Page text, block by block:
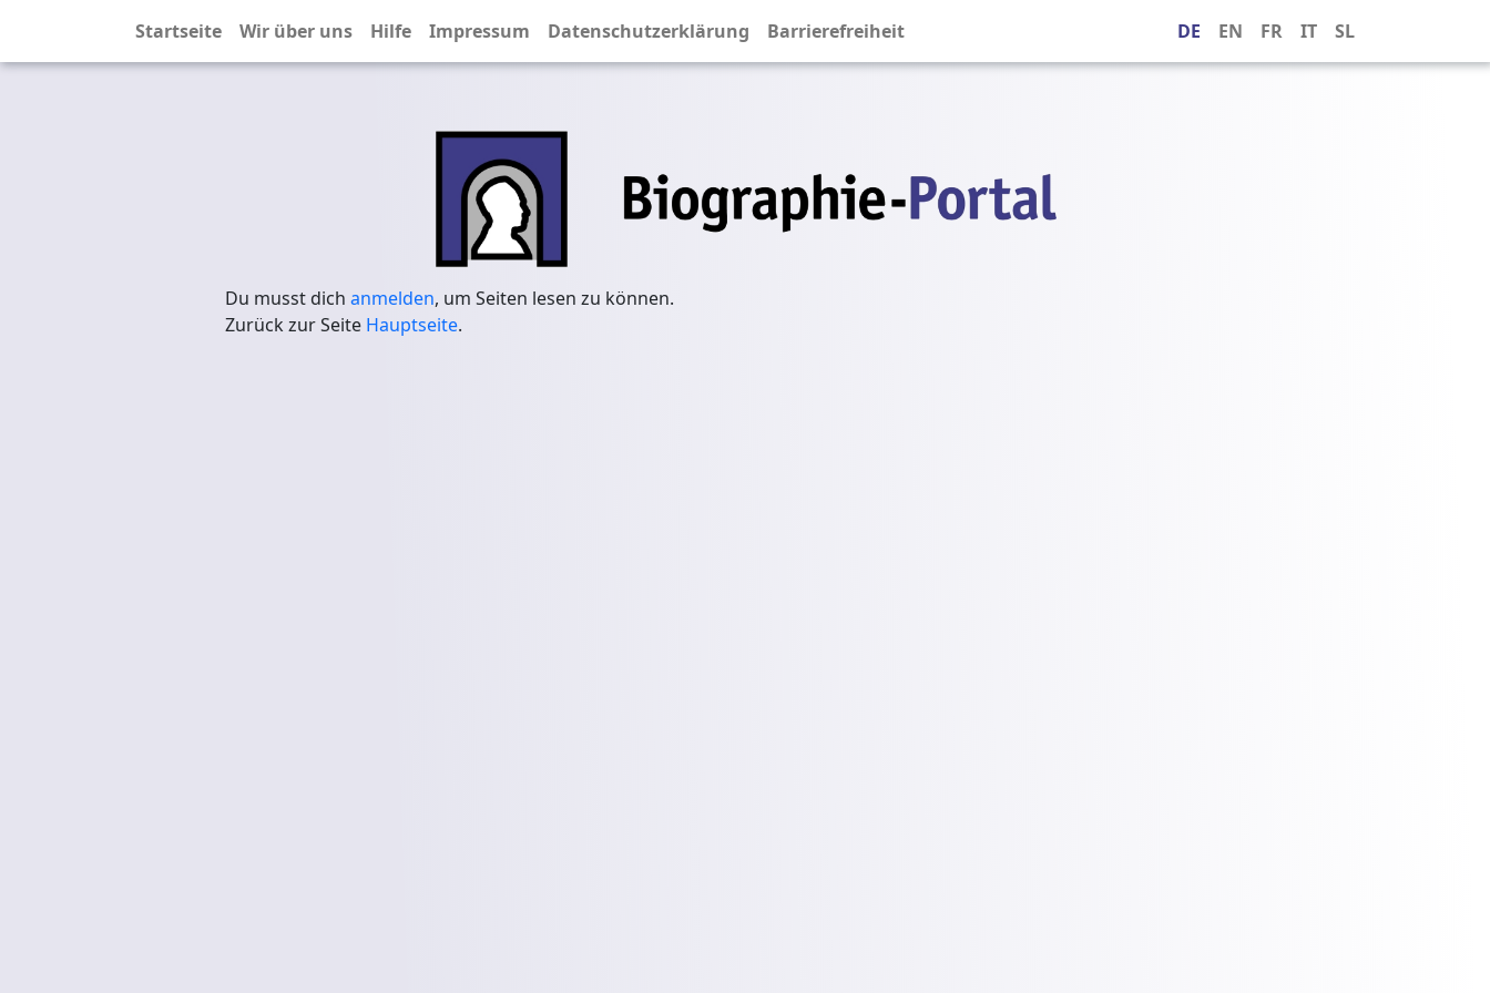
Startseite Wir über uns Hilfe Impressum Datenschutzerklärung Barrierefreiheit DE EN FR IT SL
Du musst dich anmelden, um Seiten lesen zu können.
Zurück zur Seite Hauptseite.